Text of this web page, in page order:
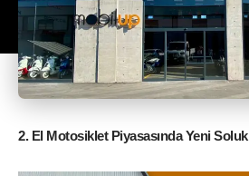
2. El Motosiklet Piyasasında Yeni Soluk